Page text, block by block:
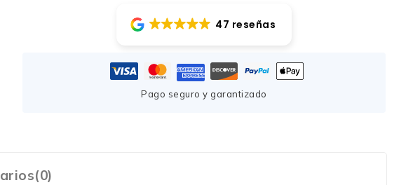
47 reseñas
Pago seguro y garantizado